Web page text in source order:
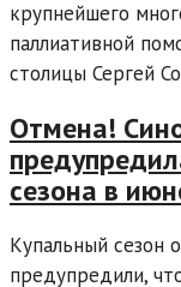
крупнейшего
паллиативной
столицы Сергей
Отмена!
сезона в
Купальный сезон
предупредили,